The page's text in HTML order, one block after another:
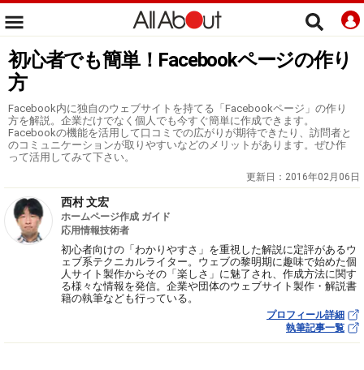
初心者でも簡単！Facebookページの作り
方
Facebook内に独自のウェブサイトを持てる「Facebookページ」の作り
方を解説。企業だけでなく個人でも今すぐ簡単に作成できます。
Facebookの機能を活用して口コミでの広がりが期待できたり、訪問者と
のコミュニケーションが取りやすいなどのメリットがあります。ぜひ作
って活用してみて下さい。
更新日： 2016年02月06日
西村 文宏
ホームページ作成 ガイド
応用情報技術者
初心者向けの「わかりやすさ」を重視した解説に定評があるウ
ェブ系テクニカルライター。ウェブの黎明期に趣味で始めた個
人サイト製作からその「楽しさ」に魅了され、作成方法に関す
る様々な情報を発信。企業や団体のウェブサイト製作・解説書
籍の執筆なども行っている。
プロフィール詳細
執筆記事一覧